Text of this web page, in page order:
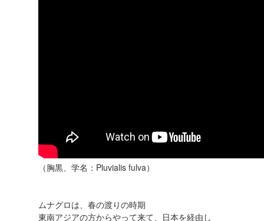
（胸黒、学名：Pluvialis fulva）
ムナグロは、春の渡りの時期
東南アジアの方からやって来て、日本を経由し